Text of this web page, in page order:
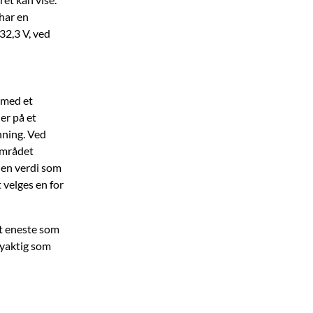
en
V, ved
et
på et
Ved
verdi som
en for
eneste som
som